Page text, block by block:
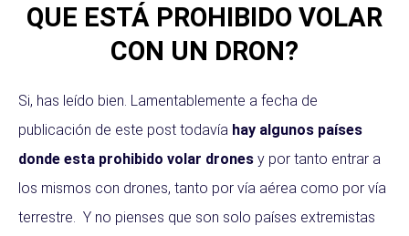
QUE ESTÁ PROHIBIDO VOLAR
CON UN DRON?
Si, has leído bien. Lamentablemente a fecha de
publicación de este post todavía hay algunos países
donde esta prohibido volar drones y por tanto entrar a
los mismos con drones, tanto por vía aérea como por vía
terrestre. Y no pienses que son solo países extremistas